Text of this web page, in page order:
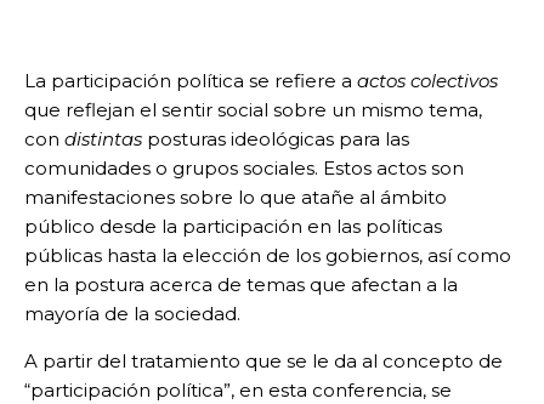
La participación política se refiere a actos colectivos
que reflejan el sentir social sobre un mismo tema,
con distintas posturas ideológicas para las
comunidades o grupos sociales. Estos actos son
manifestaciones sobre lo que atañe al ámbito
público desde la participación en las políticas
públicas hasta la elección de los gobiernos, así como
en la postura acerca de temas que afectan a la
mayoría de la sociedad.
A partir del tratamiento que se le da al concepto de
“participación política”, en esta conferencia, se